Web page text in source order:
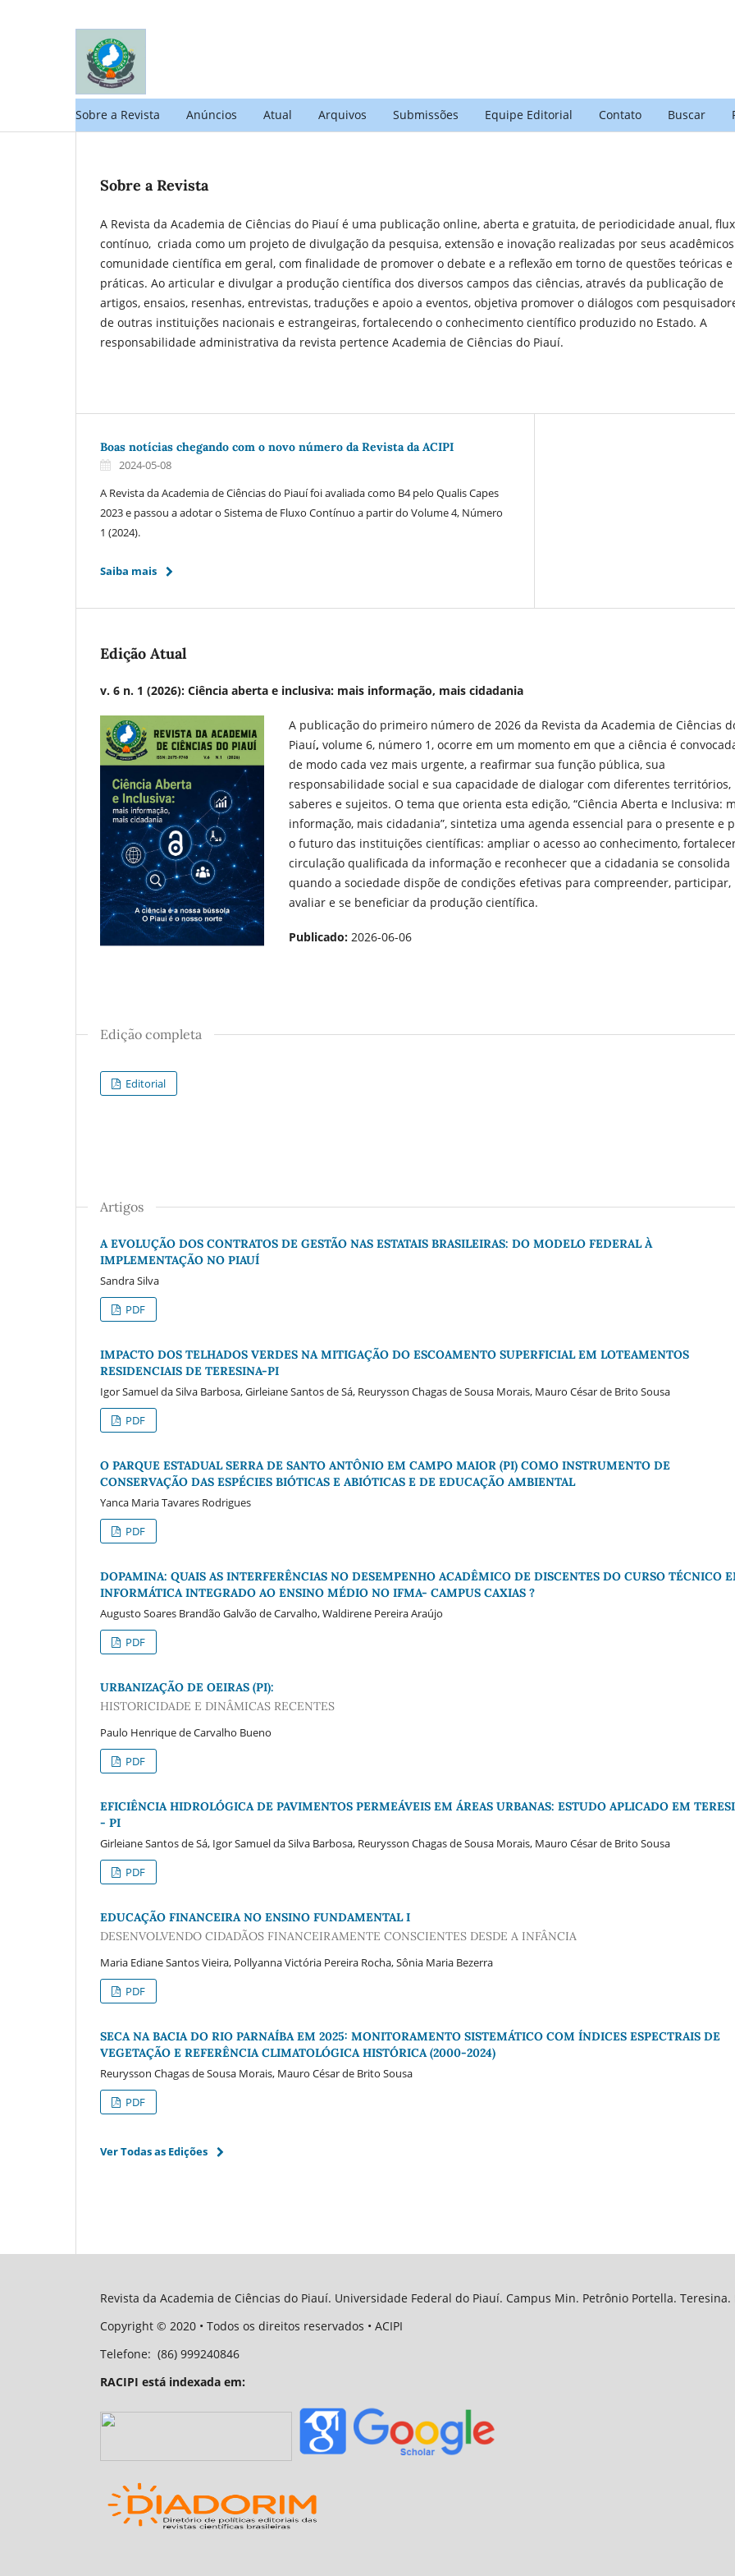
Sobre a Revista Anúncios Atual Arquivos Submissões Equipe Editorial Contato Buscar
Sobre a Revista
A Revista da Academia de Ciências do Piauí é uma publicação online, aberta e gratuita, de periodicidade anual,
contínuo, criada como um projeto de divulgação da pesquisa, extensão e inovação realizadas por seus
comunidade científica em geral, com finalidade de promover o debate e a reflexão em torno de questões teóricas e
práticas. Ao articular e divulgar a produção científica dos diversos campos das ciências, através da publicação de
artigos, ensaios, resenhas, entrevistas, traduções e apoio a eventos, objetiva promover o diálogos com
de outras instituições nacionais e estrangeiras, fortalecendo o conhecimento científico produzido no Estado. A
responsabilidade administrativa da revista pertence Academia de Ciências do Piauí.
Boas notícias chegando com o novo número da Revista da ACIPI
2024-05-08
A Revista da Academia de Ciências do Piauí foi avaliada como B4 pelo Qualis Capes
2023 e passou a adotar o Sistema de Fluxo Contínuo a partir do Volume 4, Número
1 (2024).
Saiba mais
Edição Atual
v. 6 n. 1 (2026): Ciência aberta e inclusiva: mais informação, mais cidadania
A publicação do primeiro número de 2026 da Revista da Academia de Ciências
Piauí, volume 6, número 1, ocorre em um momento em que a ciência é
de modo cada vez mais urgente, a reafirmar sua função pública, sua
responsabilidade social e sua capacidade de dialogar com diferentes territórios,
saberes e sujeitos. O tema que orienta esta edição, “Ciência Aberta e Inclusiva:
informação, mais cidadania”, sintetiza uma agenda essencial para o presente e
o futuro das instituições científicas: ampliar o acesso ao conhecimento,
circulação qualificada da informação e reconhecer que a cidadania se consolida
quando a sociedade dispõe de condições efetivas para compreender, participar,
avaliar e se beneficiar da produção científica.
Publicado: 2026-06-06
Edição completa
Editorial
Artigos
A EVOLUÇÃO DOS CONTRATOS DE GESTÃO NAS ESTATAIS BRASILEIRAS: DO MODELO FEDERAL À
IMPLEMENTAÇÃO NO PIAUÍ
Sandra Silva
PDF
IMPACTO DOS TELHADOS VERDES NA MITIGAÇÃO DO ESCOAMENTO SUPERFICIAL EM LOTEAMENTOS
RESIDENCIAIS DE TERESINA-PI
Igor Samuel da Silva Barbosa, Girleiane Santos de Sá, Reurysson Chagas de Sousa Morais, Mauro César de Brito Sousa
PDF
O PARQUE ESTADUAL SERRA DE SANTO ANTÔNIO EM CAMPO MAIOR (PI) COMO INSTRUMENTO DE
CONSERVAÇÃO DAS ESPÉCIES BIÓTICAS E ABIÓTICAS E DE EDUCAÇÃO AMBIENTAL
Yanca Maria Tavares Rodrigues
PDF
DOPAMINA: QUAIS AS INTERFERÊNCIAS NO DESEMPENHO ACADÊMICO DE DISCENTES DO CURSO TÉCNICO
INFORMÁTICA INTEGRADO AO ENSINO MÉDIO NO IFMA- CAMPUS CAXIAS ?
Augusto Soares Brandão Galvão de Carvalho, Waldirene Pereira Araújo
PDF
URBANIZAÇÃO DE OEIRAS (PI):
HISTORICIDADE E DINÂMICAS RECENTES
Paulo Henrique de Carvalho Bueno
PDF
EFICIÊNCIA HIDROLÓGICA DE PAVIMENTOS PERMEÁVEIS EM ÁREAS URBANAS: ESTUDO APLICADO EM
- PI
Girleiane Santos de Sá, Igor Samuel da Silva Barbosa, Reurysson Chagas de Sousa Morais, Mauro César de Brito Sousa
PDF
EDUCAÇÃO FINANCEIRA NO ENSINO FUNDAMENTAL I
DESENVOLVENDO CIDADÃOS FINANCEIRAMENTE CONSCIENTES DESDE A INFÂNCIA
Maria Ediane Santos Vieira, Pollyanna Victória Pereira Rocha, Sônia Maria Bezerra
PDF
SECA NA BACIA DO RIO PARNAÍBA EM 2025: MONITORAMENTO SISTEMÁTICO COM ÍNDICES ESPECTRAIS DE
VEGETAÇÃO E REFERÊNCIA CLIMATOLÓGICA HISTÓRICA (2000-2024)
Reurysson Chagas de Sousa Morais, Mauro César de Brito Sousa
PDF
Ver Todas as Edições
Revista da Academia de Ciências do Piauí. Universidade Federal do Piauí. Campus Min. Petrônio Portella. Teresina.
Copyright © 2020 • Todos os direitos reservados • ACIPI
Telefone: (86) 999240846
RACIPI está indexada em: